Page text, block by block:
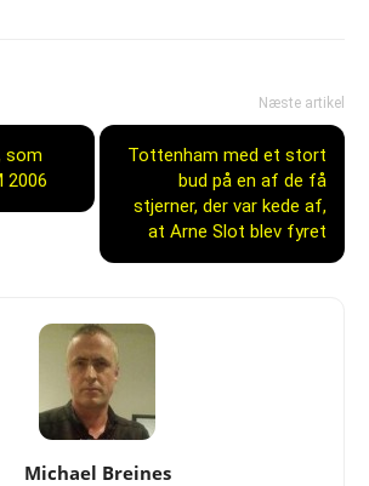
som
2006
Næste artikel
Tottenham med et stort
bud på en af de få
stjerner, der var kede af,
at Arne Slot blev fyret
Michael Breines